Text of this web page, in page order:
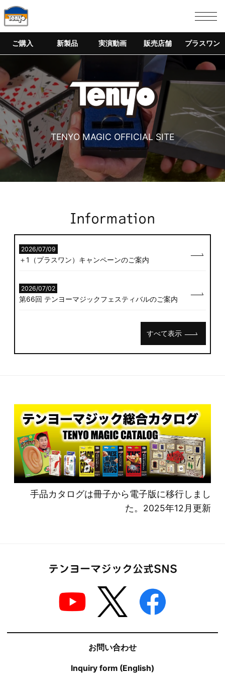
ご購入 新製品 実演動画 販売店舗 プラスワン
TENYO MAGIC OFFICIAL SITE
Information
2026/07/09
＋1（プラスワン）キャンペーンのご案内
2026/07/02
第66回 テンヨーマジックフェスティバルのご案内
すべて表示
手品カタログは冊子から電子版に移行しまし
た。2025年12月更新
テンヨーマジック公式SNS
お問い合わせ
Inquiry form (English)